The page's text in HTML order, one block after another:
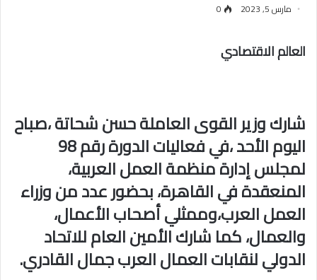
مارس 5, 2023 0
العالم الاقتصادي
شارك وزير القوى العاملة حسن شحاتة ،صباح
اليوم الأحد ،في فعاليات الدورة رقم 98
لمجلس إدارة منظمة العمل العربية،
المنعقدة في القاهرة، بحضور عدد من وزراء
العمل العرب،وممثلي أصحاب الأعمال،
والعمال، كما شارك الأمين العام للاتحاد
الدولي لنقابات العمال العرب جمال القادري.